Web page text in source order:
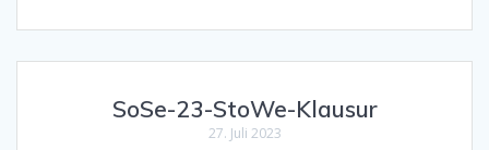
SoSe-23-StoWe-Klausur
27. Juli 2023